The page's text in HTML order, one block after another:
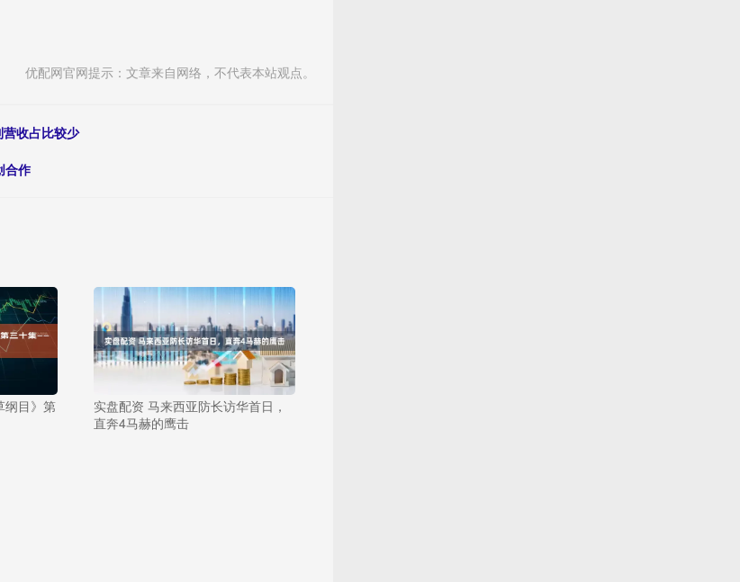
优配网官网提示：文章来自网络，不代表本站观点。
收占比较少
合作
纲目》第
实盘配资 马来西亚防长访华首日，
直奔4马赫的鹰击